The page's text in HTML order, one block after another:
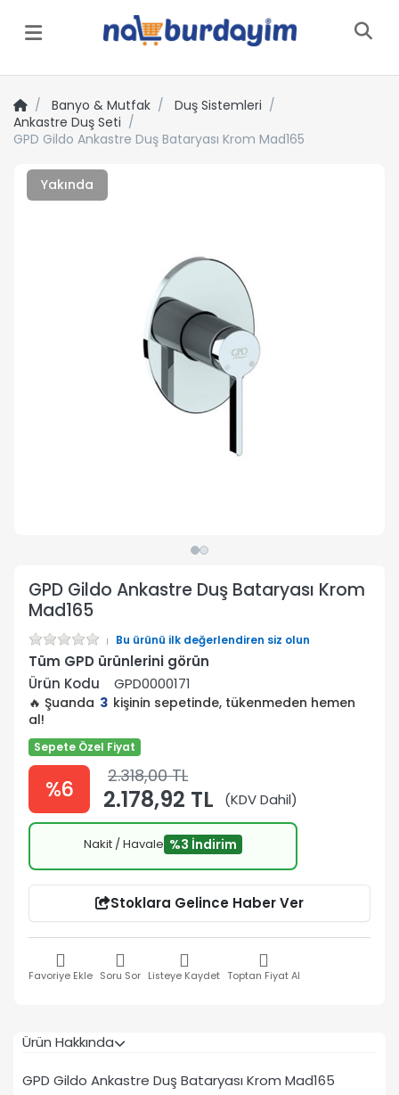
Menü
Banyo & Mutfak
Duş Sistemleri
Ankastre Duş Seti
GPD Gildo Ankastre Duş Bataryası Krom Mad165
Yakında
GPD Gildo Ankastre Duş Bataryası Krom
Mad165
Bu ürünü ilk değerlendiren siz olun
Tüm GPD ürünlerini görün
Ürün Kodu
GPD0000171
🔥 Şuanda 3 kişinin sepetinde, tükenmeden hemen
al!
Sepete Özel Fiyat
%6 2.318,00 TL
2.178,92 TL (KDV Dahil)
Nakit / Havale %3 İndirim
Stoklara Gelince Haber Ver
Favoriye Ekle Soru Sor Listeye Kaydet Toptan Fiyat Al
Ürün Hakkında
GPD Gildo Ankastre Duş Bataryası Krom Mad165